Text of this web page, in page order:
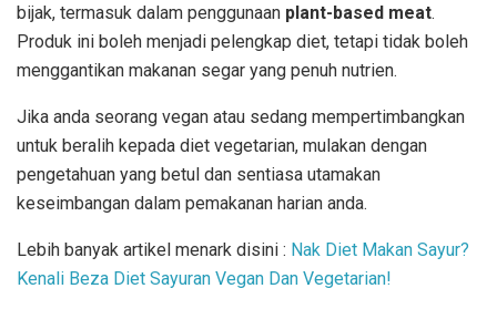
bijak, termasuk dalam penggunaan plant-based meat.
Produk ini boleh menjadi pelengkap diet, tetapi tidak boleh
menggantikan makanan segar yang penuh nutrien.
Jika anda seorang vegan atau sedang mempertimbangkan
untuk beralih kepada diet vegetarian, mulakan dengan
pengetahuan yang betul dan sentiasa utamakan
keseimbangan dalam pemakanan harian anda.
Lebih banyak artikel menark disini : Nak Diet Makan Sayur?
Kenali Beza Diet Sayuran Vegan Dan Vegetarian!